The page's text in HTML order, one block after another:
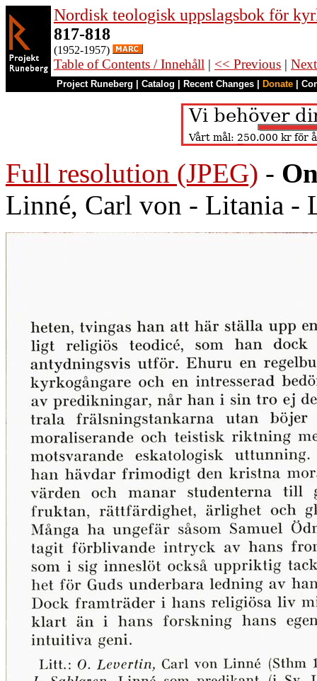
Nordisk teologisk uppslagsbok för
817-818
(1952-1957)
Table of Contents / Innehåll | << Previous |
Project Runeberg Catalog Recent Changes Donate
Full resolution (JPEG) -
Linné, Carl von - Litania -